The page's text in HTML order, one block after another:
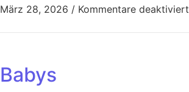
März 28, 2026 / Kommentare deaktiviert
Babys